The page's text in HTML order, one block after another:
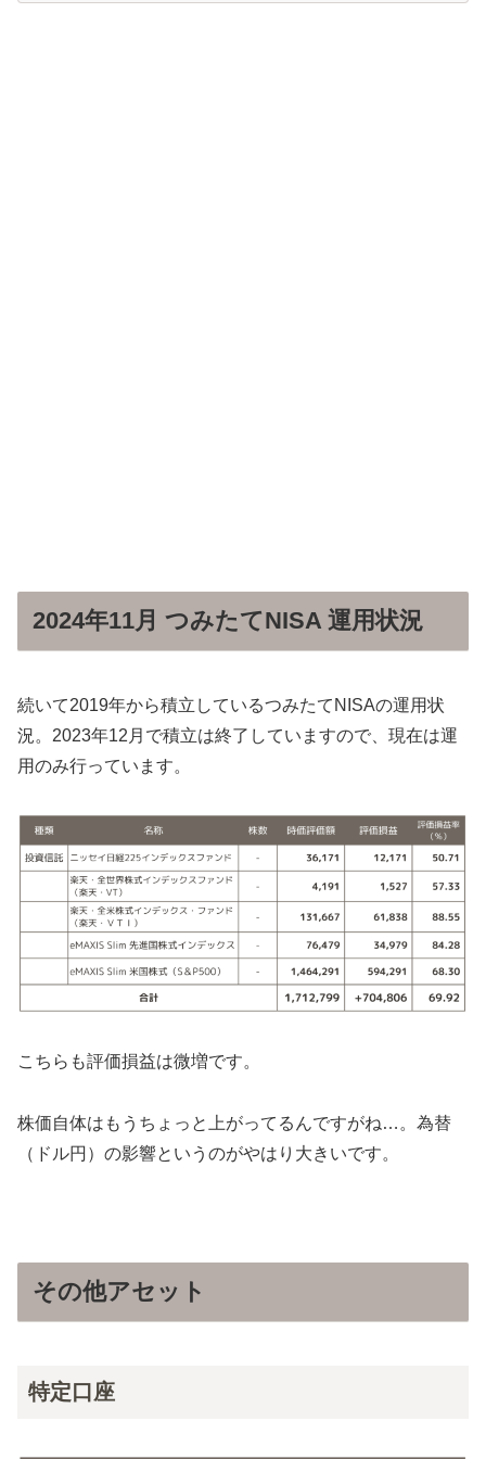
2024年11月 つみたてNISA 運用状況
続いて2019年から積立しているつみたてNISAの運用状
況。2023年12月で積立は終了していますので、現在は運
用のみ行っています。
こちらも評価損益は微増です。
株価自体はもうちょっと上がってるんですがね…。為替
（ドル円）の影響というのがやはり大きいです。
その他アセット
特定口座